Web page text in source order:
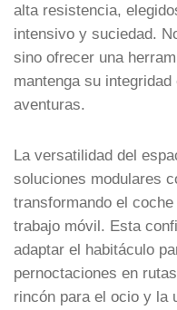
alta resistencia,
intensivo y suciedad.
sino ofrecer una
mantenga su
aventuras.
La versatilidad del
soluciones modulares
transformando el
trabajo móvil. Esta
adaptar el habitáculo
pernoctaciones en
rincón para el ocio y la